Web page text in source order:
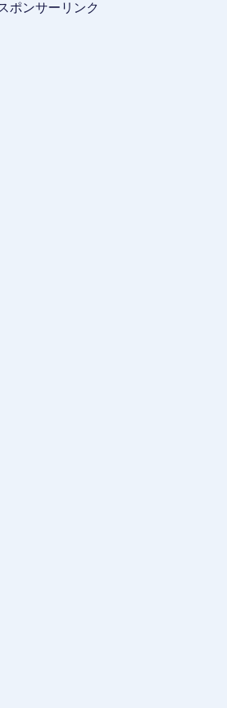
ポンサーリンク